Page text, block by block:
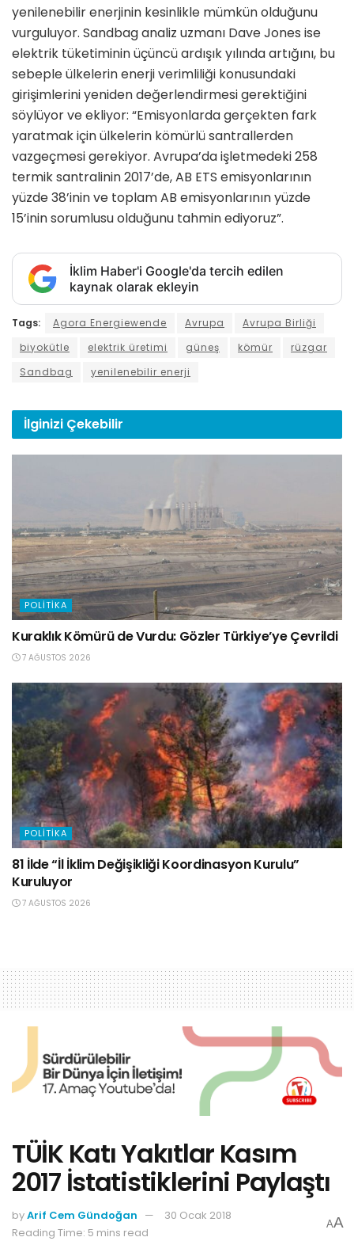
yenilenebilir enerjinin kesinlikle mümkün olduğunu
vurguluyor. Sandbag analiz uzmanı Dave Jones ise
elektrik tüketiminin üçüncü ardışık yılında artığını, bu
sebeple ülkelerin enerji verimliliği konusundaki
girişimlerini yeniden değerlendirmesi gerektiğini
söylüyor ve ekliyor: “Emisyonlarda gerçekten fark
yaratmak için ülkelerin kömürlü santrallerden
vazgeçmesi gerekiyor. Avrupa’da işletmedeki 258
termik santralinin 2017’de, AB ETS emisyonlarının
yüzde 38’inin ve toplam AB emisyonlarının yüzde
15’inin sorumlusu olduğunu tahmin ediyoruz”.
İklim Haber'i Google'da tercih edilen
kaynak olarak ekleyin
Tags: Agora Energiewende Avrupa
Avrupa Birliği
biyokütle
elektrik üretimi güneş kömür
rüzgar
Sandbag
yenilenebilir enerji
İlginizi Çekebilir
POLITIKA
Kuraklık Kömürü de Vurdu: Gözler Türkiye’ye Çevrildi
7 AĞUSTOS 2026
POLITIKA
81 İlde “İl İklim Değişikliği Koordinasyon Kurulu”
Kuruluyor
7 AĞUSTOS 2026
TÜİK Katı Yakıtlar Kasım
2017 İstatistiklerini Paylaştı
byArif Cem Gündoğan
30 Ocak 2018
Reading Time: 5 mins read
AA